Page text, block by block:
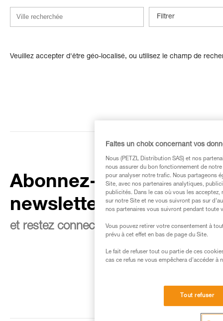
Filtrer
Veuillez accepter d'être géo-localisé, ou utilisez le champ de
Abonnez-vous à la
newsletter
et restez connecté à notre actualité
Faites un choix concernant vos
Nous (PETZL Distribution SAS) et nos
nous assurer du bon fonctionnement de
pour analyser notre trafic. Nous partageons
Site, avec nos partenaires analytiques,
publicités. Dans le cas où vous les
sur notre Site et ne vous suivront pas sur
nos partenaires vous suivront pendant toute
Vous pouvez retirer votre consentement à
prévu à cet effet en bas de page du Site.
Le fait de refuser tout ou partie de ces
cas ce refus ne vous empêchera d’accéder à
Tout refuser